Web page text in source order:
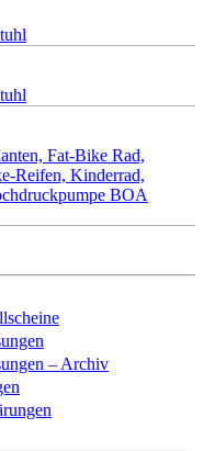
Fat-Bike Rad,
Reifen, Kinderrad,
BOA
– Archiv